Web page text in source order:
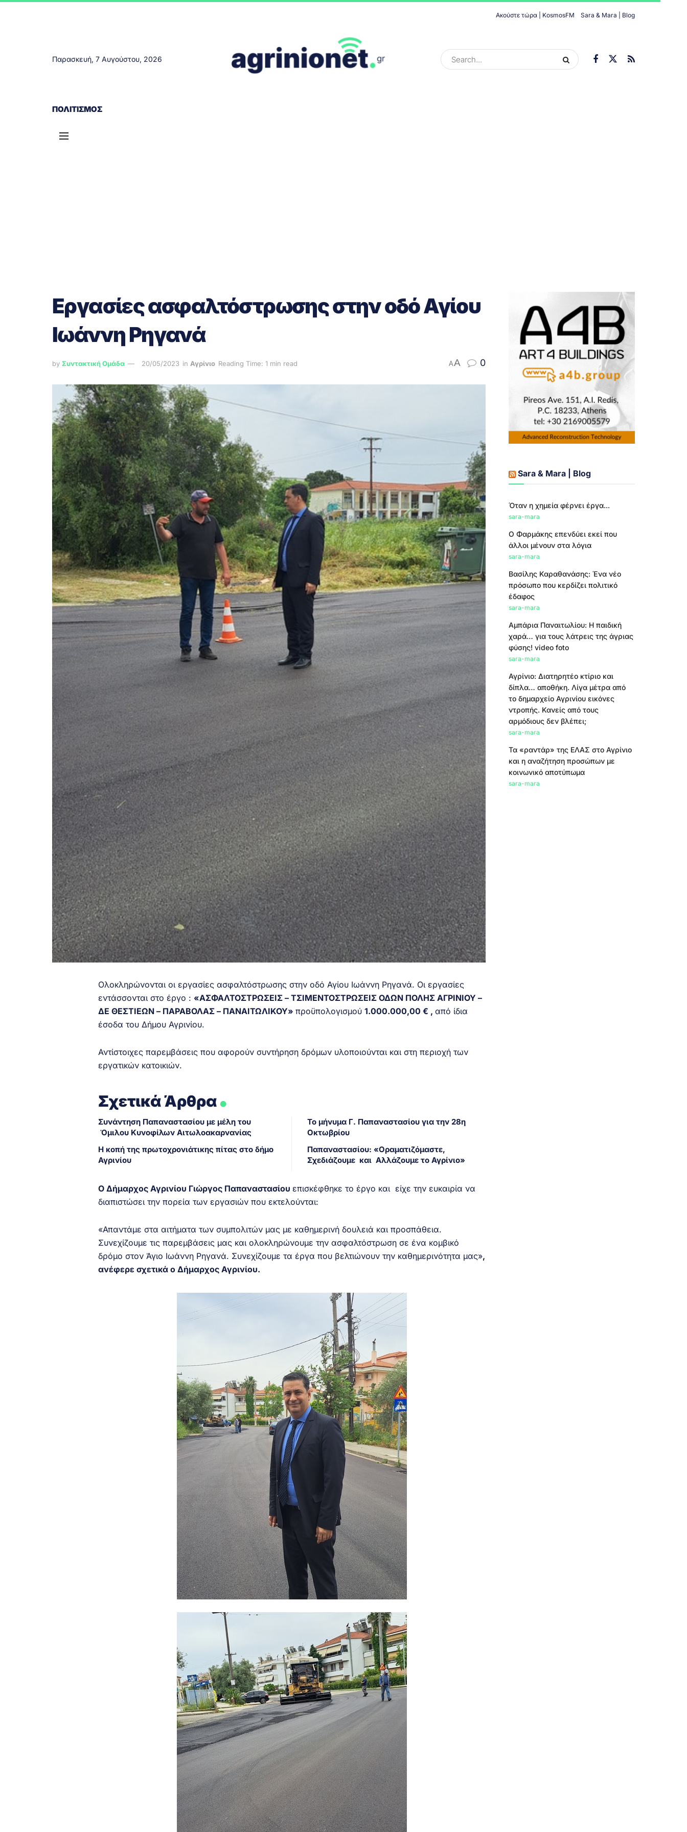
Ακούστε τώρα | KosmosFM Sara & Mara | Blog
Παρασκευή, 7 Αυγούστου, 2026
ΠΟΛΙΤΙΣΜΌΣ
Εργασίες ασφαλτόστρωσης στην οδό Αγίου
Ιωάννη Ρηγανά
by Συντακτική Ομάδα 20/05/2023 in Αγρίνιο Reading Time: 1 min read AA 0
Ολοκληρώνονται οι εργασίες ασφαλτόστρωσης στην οδό Αγίου Ιωάννη Ρηγανά. Οι εργασίες
εντάσσονται στο έργο : «ΑΣΦΑΛΤΟΣΤΡΩΣΕΙΣ – ΤΣΙΜΕΝΤΟΣΤΡΩΣΕΙΣ ΟΔΩΝ ΠΟΛΗΣ ΑΓΡΙΝΙΟΥ –
ΔΕ ΘΕΣΤΙΕΩΝ – ΠΑΡΑΒΟΛΑΣ – ΠΑΝΑΙΤΩΛΙΚΟΥ» προϋπολογισμού 1.000.000,00 € , από ίδια
έσοδα του Δήμου Αγρινίου.
Αντίστοιχες παρεμβάσεις που αφορούν συντήρηση δρόμων υλοποιούνται και στη περιοχή των
εργατικών κατοικιών.
Σχετικά Άρθρα.
Συνάντηση Παπαναστασίου με μέλη του
Όμιλου Κυνοφίλων Αιτωλοακαρνανίας
Η κοπή της πρωτοχρονιάτικης πίτας στο δήμο
Αγρινίου
Το μήνυμα Γ. Παπαναστασίου για την 28η
Οκτωβρίου
Παπαναστασίου: «Οραματιζόμαστε,
Σχεδιάζουμε και Αλλάζουμε το Αγρίνιο»
Ο Δήμαρχος Αγρινίου Γιώργος Παπαναστασίου επισκέφθηκε το έργο και είχε την ευκαιρία να
διαπιστώσει την πορεία των εργασιών που εκτελούνται:
«Απαντάμε στα αιτήματα των συμπολιτών μας με καθημερινή δουλειά και προσπάθεια.
Συνεχίζουμε τις παρεμβάσεις μας και ολοκληρώνουμε την ασφαλτόστρωση σε ένα κομβικό
δρόμο στον Άγιο Ιωάννη Ρηγανά. Συνεχίζουμε τα έργα που βελτιώνουν την καθημερινότητα μας»,
ανέφερε σχετικά ο Δήμαρχος Αγρινίου.
Sara & Mara | Blog
Όταν η χημεία φέρνει έργα...
sara-mara
Ο Φαρμάκης επενδύει εκεί που
άλλοι μένουν στα λόγια
sara-mara
Βασίλης Καραθανάσης: Ένα νέο
πρόσωπο που κερδίζει πολιτικό
έδαφος
sara-mara
Αμπάρια Παναιτωλίου: Η παιδική
χαρά… για τους λάτρεις της άγριας
φύσης! video foto
sara-mara
Αγρίνιο: Διατηρητέο κτίριο και
δίπλα… αποθήκη. Λίγα μέτρα από
το δημαρχείο Αγρινίου εικόνες
ντροπής. Κανείς από τους
αρμόδιους δεν βλέπει;
sara-mara
Τα «ραντάρ» της ΕΛΑΣ στο Αγρίνιο
και η αναζήτηση προσώπων με
κοινωνικό αποτύπωμα
sara-mara